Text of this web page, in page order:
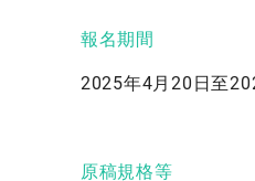
報名期間
2025年4月20日至
原稿規格等